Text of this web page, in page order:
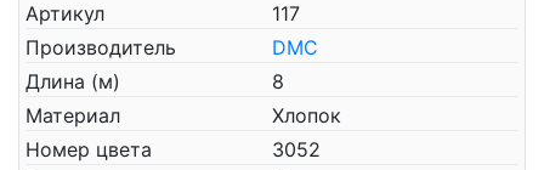
Артикул
117
Производитель
DMC
Длина (м)
8
Материал
Хлопок
Номер цвета
3052